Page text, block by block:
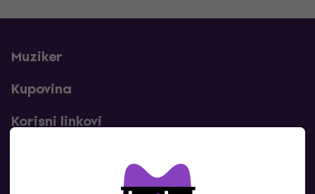
Muziker
Kupovina
Korisni linkovi
Kontakti